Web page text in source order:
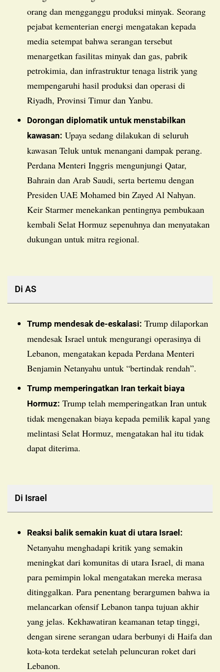
orang dan mengganggu produksi minyak. Seorang
pejabat kementerian energi mengatakan kepada
media setempat bahwa serangan tersebut
menargetkan fasilitas minyak dan gas, pabrik
petrokimia, dan infrastruktur tenaga listrik yang
mempengaruhi hasil produksi dan operasi di
Riyadh, Provinsi Timur dan Yanbu.
Dorongan diplomatik untuk menstabilkan
kawasan: Upaya sedang dilakukan di seluruh
kawasan Teluk untuk menangani dampak perang.
Perdana Menteri Inggris mengunjungi Qatar,
Bahrain dan Arab Saudi, serta bertemu dengan
Presiden UAE Mohamed bin Zayed Al Nahyan.
Keir Starmer menekankan pentingnya pembukaan
kembali Selat Hormuz sepenuhnya dan menyatakan
dukungan untuk mitra regional.
Di AS
Trump mendesak de-eskalasi: Trump dilaporkan
mendesak Israel untuk mengurangi operasinya di
Lebanon, mengatakan kepada Perdana Menteri
Benjamin Netanyahu untuk “bertindak rendah”.
Trump memperingatkan Iran terkait biaya
Hormuz: Trump telah memperingatkan Iran untuk
tidak mengenakan biaya kepada pemilik kapal yang
melintasi Selat Hormuz, mengatakan hal itu tidak
dapat diterima.
Di Israel
Reaksi balik semakin kuat di utara Israel:
Netanyahu menghadapi kritik yang semakin
meningkat dari komunitas di utara Israel, di mana
para pemimpin lokal mengatakan mereka merasa
ditinggalkan. Para penentang berargumen bahwa ia
melancarkan ofensif Lebanon tanpa tujuan akhir
yang jelas. Kekhawatiran keamanan tetap tinggi,
dengan sirene serangan udara berbunyi di Haifa dan
kota-kota terdekat setelah peluncuran roket dari
Lebanon.